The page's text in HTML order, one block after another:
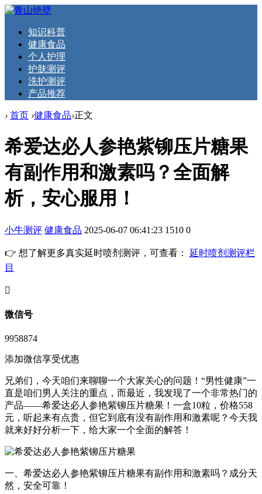
知识科普
健康食品
个人护理
护肤测评
洗护测评
产品推荐
› 首页 ›健康食品›正文
希爱达必人参艳紫铆压片糖果
有副作用和激素吗？全面解
析，安心服用！
小牛测评 健康食品 2025-06-07 06:41:23 1510 0
👉 想了解更多真实延时喷剂测评，可查看： 延时喷剂测评栏
目
󦘖
微信号
9958874
添加微信享受优惠
兄弟们，今天咱们来聊聊一个大家关心的问题！“男性健康”一
直是咱们男人关注的重点，而最近，我发现了一个非常热门的
产品——希爱达必人参艳紫铆压片糖果！一盒10粒，价格558
元，听起来有点贵，但它到底有没有副作用和激素呢？今天我
就来好好分析一下，给大家一个全面的解答！
一、希爱达必人参艳紫铆压片糖果有副作用和激素吗？成分天
然，安全可靠！